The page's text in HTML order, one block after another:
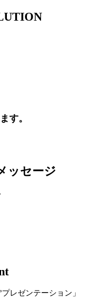
す。
ッセージ
レゼンテーション」